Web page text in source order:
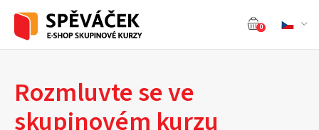
0
Rozmluvte se ve
skupinovém kurzu